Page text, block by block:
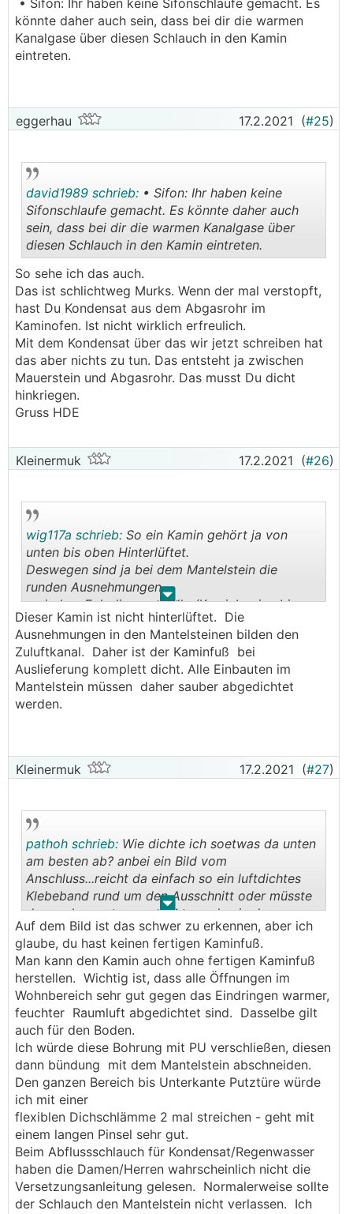
• Sifon: Ihr haben keine Sifonschlaufe gemacht. Es
könnte daher auch sein, dass bei dir die warmen
Kanalgase über diesen Schlauch in den Kamin
eintreten.
eggerhau 17.2.2021 (#25)
..
david1989 schrieb: • Sifon: Ihr haben keine
Sifonschlaufe gemacht. Es könnte daher auch
sein, dass bei dir die warmen Kanalgase über
diesen Schlauch in den Kamin eintreten.
So sehe ich das auch.
Das ist schlichtweg Murks. Wenn der mal verstopft,
hast Du Kondensat aus dem Abgasrohr im
Kaminofen. Ist nicht wirklich erfreulich.
Mit dem Kondensat über das wir jetzt schreiben hat
das aber nichts zu tun. Das entsteht ja zwischen
Mauerstein und Abgasrohr. Das musst Du dicht
hinkriegen.
Gruss HDE
Kleinermuk 17.2.2021 (#26)
. .
wig117a schrieb: So ein Kamin gehört ja von
unten bis oben Hinterlüftet.
Deswegen sind ja bei dem Mantelstein die
runden Ausnehmungen
an jedem Eck die vom Keller/Kaminbeginn bis
oben zum
Kamindeckel durchgehen müssen.
Unten ist normalerweise ein Lüftungsgitter.
Wenn hier die Luft steht, ist es kein Wunder dass
es zu
Schimmeln anfängt.
seitl. frei sind.
Und unten gehört nat. ein Gitter wo die Luft rein
Dieser Kamin ist nicht hinterlüftet. Die
Ausnehmungen in den Mantelsteinen bilden den
Zuluftkanal. Daher ist der Kaminfuß bei
Auslieferung komplett dicht. Alle Einbauten im
Mantelstein müssen daher sauber abgedichtet
werden.
Kleinermuk 17.2.2021 (#27)
. .
pathoh schrieb: Wie dichte ich soetwas da unten
am besten ab? anbei ein Bild vom
Anschluss...reicht da einfach so ein luftdichtes
Klebeband rund um den Ausschnitt oder müsste
dass schon unten gemacht werden in der
Bodenplatte? (wo ich jetzt nur schwer hinkomme
:/ )
Auf dem Bild ist das schwer zu erkennen, aber ich
glaube, du hast keinen fertigen Kaminfuß.
Man kann den Kamin auch ohne fertigen Kaminfuß
herstellen. Wichtig ist, dass alle Öffnungen im
Wohnbereich sehr gut gegen das Eindringen warmer,
feuchter Raumluft abgedichtet sind. Dasselbe gilt
auch für den Boden.
Ich würde diese Bohrung mit PU verschließen, diesen
dann bündung mit dem Mantelstein abschneiden.
Den ganzen Bereich bis Unterkante Putztüre würde
ich mit einer
flexiblen Dichschlämme 2 mal streichen - geht mit
einem langen Pinsel sehr gut.
Beim Abflussschlauch für Kondensat/Regenwasser
haben die Damen/Herren wahrscheinlich nicht die
Versetzungsanleitung gelesen. Normalerweise sollte
der Schlauch den Mantelstein nicht verlassen. Ich